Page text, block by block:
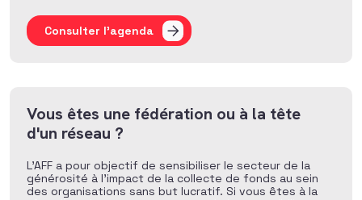
Consulter l'agenda
Vous êtes une fédération ou à la tête
d'un réseau ?
L’AFF a pour objectif de sensibiliser le secteur de la
générosité à l’impact de la collecte de fonds au sein
des organisations sans but lucratif. Si vous êtes à la